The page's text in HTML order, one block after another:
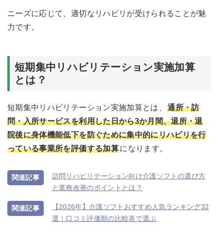
ニーズに応じて、適切なリハビリが受けられることが魅
力です。
短期集中リハビリテーション実施加算
とは？
短期集中リハビリテーション実施加算とは、
通所・訪
問・入所サービスを利用した日から3か月間、退所・退
院後に身体機能低下を防ぐために集中的にリハビリを行
っている事業所を評価する加算になります。
訪問リハビリテーション向け介護ソフトの選び方
と業務改善のポイントとは？
【2026年】介護ソフトおすすめ人気ランキング32
選｜口コミ評価順の比較表で選ぶ